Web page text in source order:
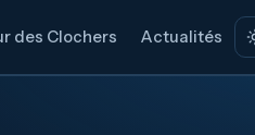
des Clochers Actualités